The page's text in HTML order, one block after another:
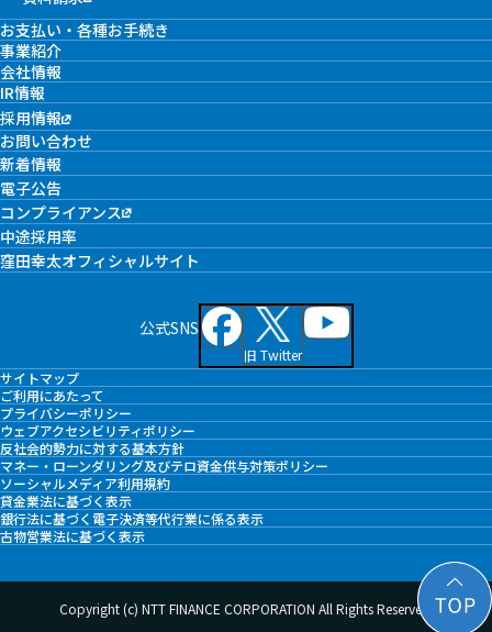
お支払い・各種お手続き
事業紹介
会社情報
IR情報
採用情報
お問い合わせ
新着情報
電子公告
コンプライアンス
中途採用率
窪田幸太オフィシャルサイト
公式SNS
旧 Twitter
サイトマップ
ご利用にあたって
プライバシーポリシー
ウェブアクセシビリティポリシー
反社会的勢力に対する基本方針
マネー・ローンダリング及びテロ資金供与対策ポリシー
ソーシャルメディア利用規約
貸金業法に基づく表示
銀行法に基づく電子決済等代行業に係る表示
古物営業法に基づく表示
Copyright (c) NTT FINANCE CORPORATION All Rights Reserved.